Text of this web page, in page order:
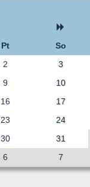
Pt So
2 3
9 10
16 17
23 24
30 31
6 7